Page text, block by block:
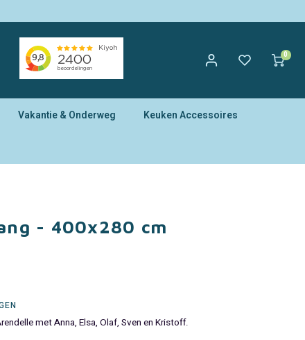
0
Vakantie & Onderweg Keuken Accessoires
- 400x280 cm
met Anna, Elsa, Olaf, Sven en Kristoff.